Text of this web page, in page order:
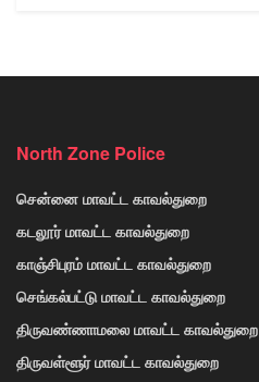
North Zone Police
சென்னை மாவட்ட காவல்துறை
கடலூர் மாவட்ட காவல்துறை
காஞ்சிபுரம் மாவட்ட காவல்துறை
செங்கல்பட்டு மாவட்ட காவல்துறை
திருவண்ணாமலை மாவட்ட காவல்துறை
திருவள்ளூர் மாவட்ட காவல்துறை